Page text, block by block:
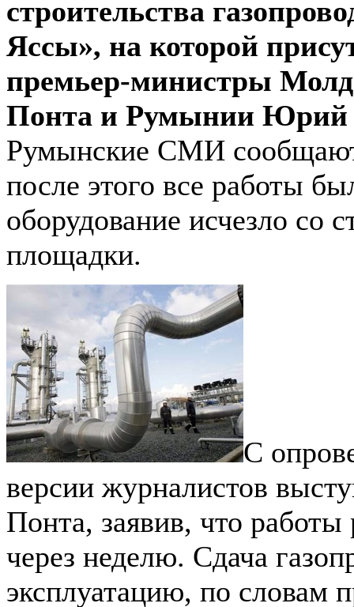
строительства
Яссы», на которой
премьер-министры
Понта и Румынии Юрий
Румынские СМИ
после этого все работы
оборудование исчезло со
площадки.
С
версии журналистов
Понта, заявив, что работы
через неделю. Сдача
эксплуатацию, по словам